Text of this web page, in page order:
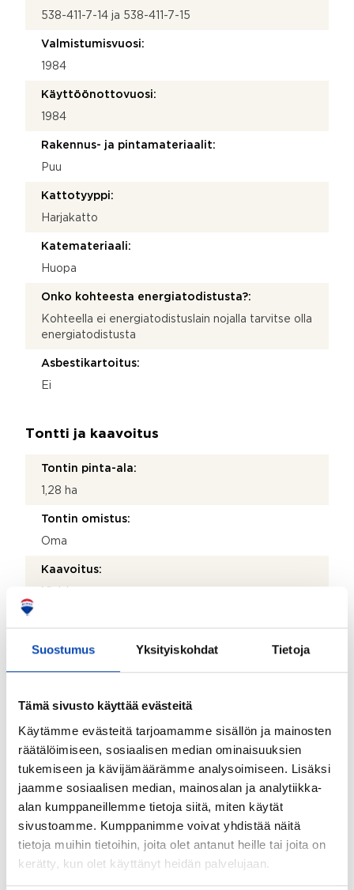
Suostumus Yksityiskohdat Tietoja
Tämä sivusto käyttää evästeitä
Käytämme evästeitä tarjoamamme sisällön ja mainosten
räätälöimiseen, sosiaalisen median ominaisuuksien
tukemiseen ja kävijämäärämme analysoimiseen. Lisäksi
jaamme sosiaalisen median, mainosalan ja analytiikka-
alan kumppaneillemme tietoja siitä, miten käytät
sivustoamme. Kumppanimme voivat yhdistää näitä
tietoja muihin tietoihin, joita olet antanut heille tai joita on
kerätty, kun olet käyttänyt heidän palvelujaan.
538-411-7-14 ja 538-411-7-15
Valmistumisvuosi:
1984
Käyttöönottovuosi:
1984
Rakennus- ja pintamateriaalit:
Puu
Kattotyyppi:
Harjakatto
Katemateriaali:
Huopa
Onko kohteesta energiatodistusta?:
Kohteella ei energiatodistuslain nojalla tarvitse olla
energiatodistusta
Asbestikartoitus:
Ei
Tontti ja kaavoitus
Tontin pinta-ala:
1,28 ha
Tontin omistus:
Oma
Kaavoitus: